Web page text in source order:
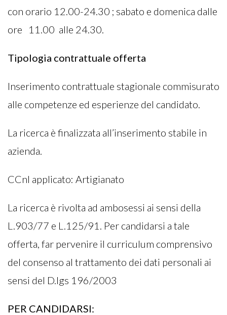
con orario 12.00-24.30 ; sabato e domenica dalle
ore 11.00 alle 24.30.
Tipologia contrattuale offerta
Inserimento contrattuale stagionale commisurato
alle competenze ed esperienze del candidato.
La ricerca è finalizzata all’inserimento stabile in
azienda.
CCnl applicato: Artigianato
La ricerca è rivolta ad ambosessi ai sensi della
L.903/77 e L.125/91. Per candidarsi a tale
offerta, far pervenire il curriculum comprensivo
del consenso al trattamento dei dati personali ai
sensi del D.lgs 196/2003
PER CANDIDARSI: